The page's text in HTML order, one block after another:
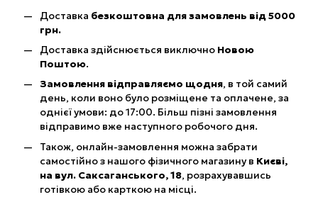
Доставка безкоштовна для замовлень від 5000
грн.
Доставка здійснюється виключно Новою
Поштою.
Замовлення відправляємо щодня, в той самий
день, коли воно було розміщене та оплачене, за
однієї умови: до 17:00. Більш пізні замовлення
відправимо вже наступного робочого дня.
Також, онлайн-замовлення можна забрати
самостійно з нашого фізичного магазину в Києві,
на вул. Саксаганського, 18, розрахувавшись
готівкою або карткою на місці.